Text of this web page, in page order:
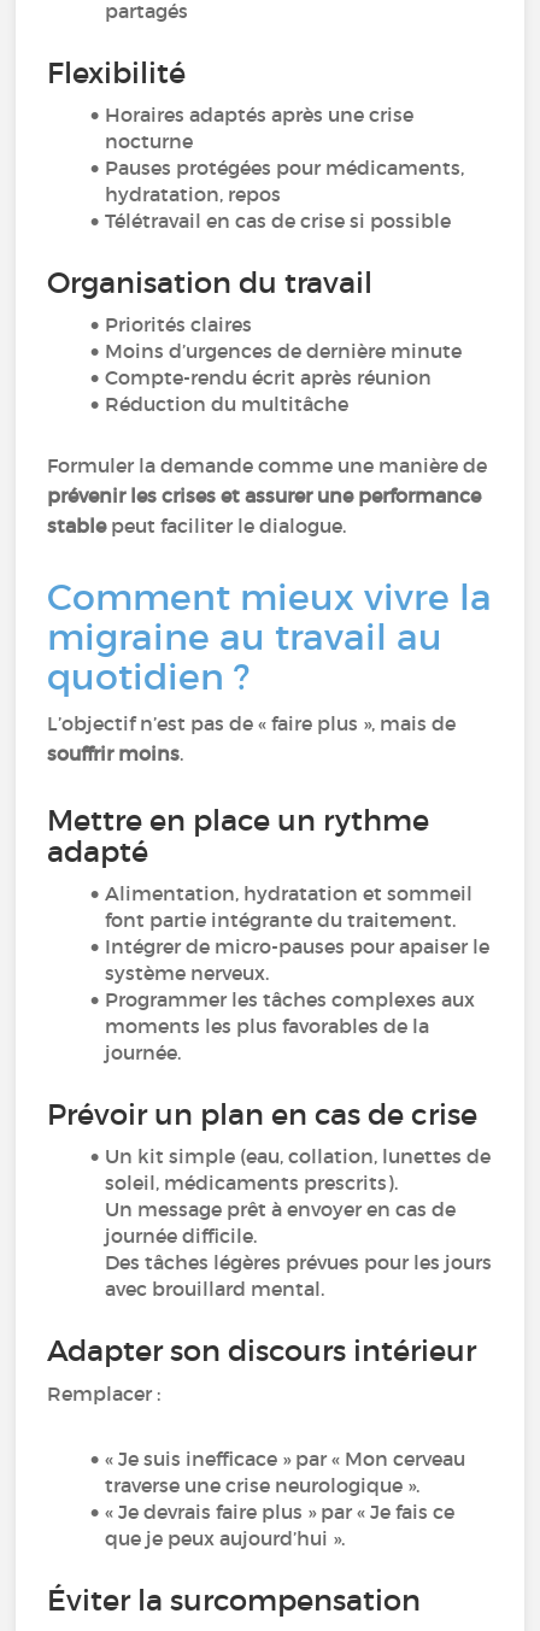
partagés
Flexibilité
Horaires adaptés après une crise
nocturne
Pauses protégées pour médicaments,
hydratation, repos
Télétravail en cas de crise si possible
Organisation du travail
Priorités claires
Moins d’urgences de dernière minute
Compte-rendu écrit après réunion
Réduction du multitâche
Formuler la demande comme une manière de
prévenir les crises et assurer une performance
stablepeut faciliter le dialogue.
Comment mieux vivre la
migraine au travail au
quotidien ?
L’objectif n’est pas de « faire plus », mais de
souffrir moins.
Mettre en place un rythme
adapté
Alimentation, hydratation et sommeil
font partie intégrante du traitement.
Intégrer de micro-pauses pour apaiser le
système nerveux.
Programmer les tâches complexes aux
moments les plus favorables de la
journée.
Prévoir un plan en cas de crise
Un kit simple (eau, collation, lunettes de
soleil, médicaments prescrits).
Un message prêt à envoyer en cas de
journée difficile.
Des tâches légères prévues pour les jours
avec brouillard mental.
Adapter son discours intérieur
Remplacer :
« Je suis inefficace » par « Mon cerveau
traverse une crise neurologique ».
« Je devrais faire plus » par « Je fais ce
que je peux aujourd’hui ».
Éviter la surcompensation